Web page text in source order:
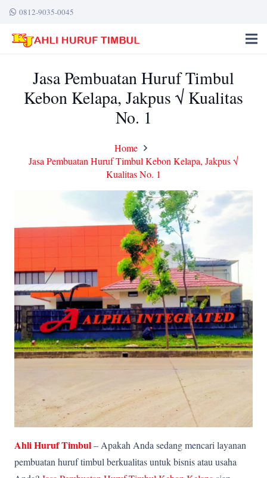
0812-9035-0045
Jasa Pembuatan Huruf Timbul
Kebon Kelapa, Jakpus √ Kualitas
No. 1
Home
Jasa Pembuatan Huruf Timbul Kebon Kelapa, Jakpus √
Kualitas No. 1
Ahli Huruf Timbul– Apakah Anda sedang mencari layanan
pembuatan huruf timbul berkualitas untuk bisnis atau usaha